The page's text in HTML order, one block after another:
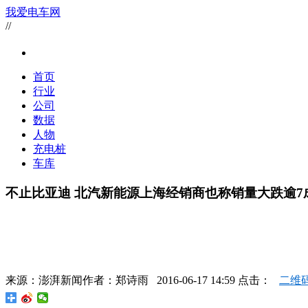
我爱电车网
//
首页
行业
公司
数据
人物
充电桩
车库
不止比亚迪 北汽新能源上海经销商也称销量大跌逾7
来源： 澎湃新闻作者： 郑诗雨 2016-06-17 14:59 点击： 二维